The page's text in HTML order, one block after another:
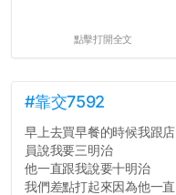
點擊打開全文
#靠交7592
早上去買早餐的時候我跟店
員說我要三明治
他一直跟我說要十明治
我們差點打起來因為他一直